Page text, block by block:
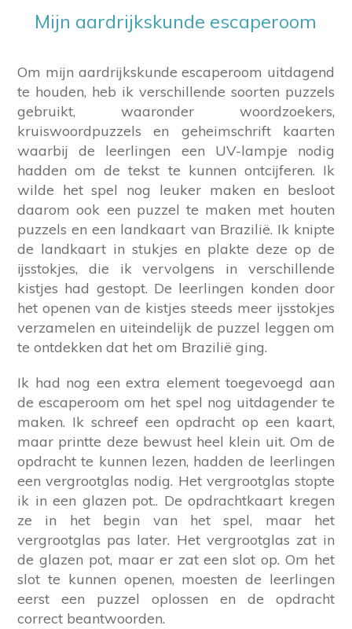
Mijn aardrijkskunde escaperoom
Om mijn aardrijkskunde escaperoom uitdagend
te houden, heb ik verschillende soorten puzzels
gebruikt, waaronder woordzoekers,
kruiswoordpuzzels en geheimschrift kaarten
waarbij de leerlingen een UV-lampje nodig
hadden om de tekst te kunnen ontcijferen. Ik
wilde het spel nog leuker maken en besloot
daarom ook een puzzel te maken met houten
puzzels en een landkaart van Brazilië. Ik knipte
de landkaart in stukjes en plakte deze op de
ijsstokjes, die ik vervolgens in verschillende
kistjes had gestopt. De leerlingen konden door
het openen van de kistjes steeds meer ijsstokjes
verzamelen en uiteindelijk de puzzel leggen om
te ontdekken dat het om Brazilië ging.
Ik had nog een extra element toegevoegd aan
de escaperoom om het spel nog uitdagender te
maken. Ik schreef een opdracht op een kaart,
maar printte deze bewust heel klein uit. Om de
opdracht te kunnen lezen, hadden de leerlingen
een vergrootglas nodig. Het vergrootglas stopte
ik in een glazen pot.. De opdrachtkaart kregen
ze in het begin van het spel, maar het
vergrootglas pas later. Het vergrootglas zat in
de glazen pot, maar er zat een slot op. Om het
slot te kunnen openen, moesten de leerlingen
eerst een puzzel oplossen en de opdracht
correct beantwoorden.